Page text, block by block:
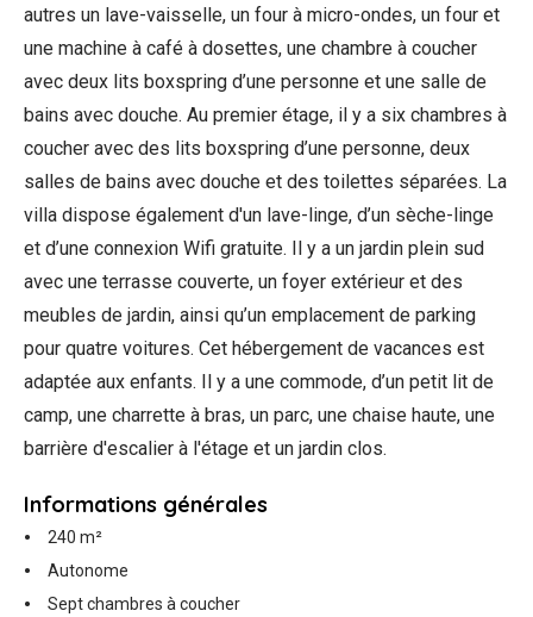
autres un lave-vaisselle, un four à micro-ondes, un four et
une machine à café à dosettes, une chambre à coucher
avec deux lits boxspring d’une personne et une salle de
bains avec douche. Au premier étage, il y a six chambres à
coucher avec des lits boxspring d’une personne, deux
salles de bains avec douche et des toilettes séparées. La
villa dispose également d'un lave-linge, d’un sèche-linge
et d’une connexion Wifi gratuite. Il y a un jardin plein sud
avec une terrasse couverte, un foyer extérieur et des
meubles de jardin, ainsi qu’un emplacement de parking
pour quatre voitures. Cet hébergement de vacances est
adaptée aux enfants. Il y a une commode, d’un petit lit de
camp, une charrette à bras, un parc, une chaise haute, une
barrière d'escalier à l'étage et un jardin clos.
Informations générales
240 m²
Autonome
Sept chambres à coucher